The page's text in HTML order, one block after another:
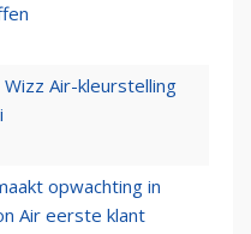
Air-kleurstelling
opwachting in
Air eerste klant